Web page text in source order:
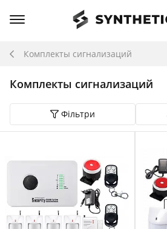
Комплекты сигнализаций
Комплекты сигнализаций
Фільтри